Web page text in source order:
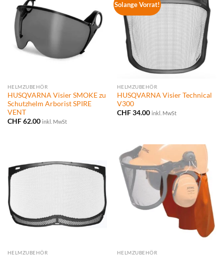
HELMZUBEHÖR
HUSQVARNA Visier SMOKE zu
Schutzhelm Arborist SPIRE
VENT
CHF62.00 inkl. MwSt
Solange Vorrat!
HELMZUBEHÖR
HUSQVARNA Visier Technical
V300
CHF34.00 inkl. MwSt
HELMZUBEHÖR HELMZUBEHÖR